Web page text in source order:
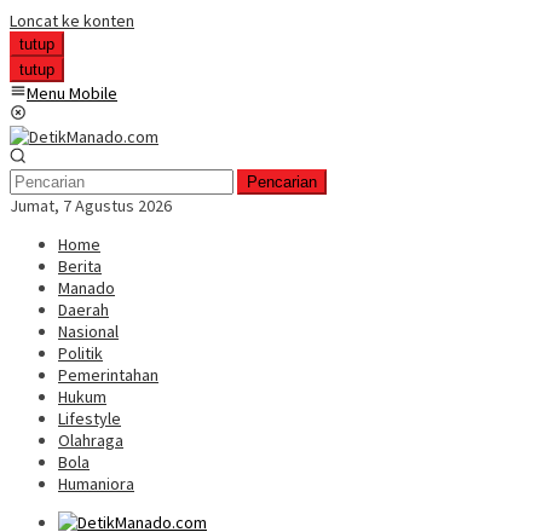
Loncat ke konten
tutup
tutup
Menu Mobile
Pencarian
Jumat, 7 Agustus 2026
Home
Berita
Manado
Daerah
Nasional
Politik
Pemerintahan
Hukum
Lifestyle
Olahraga
Bola
Humaniora